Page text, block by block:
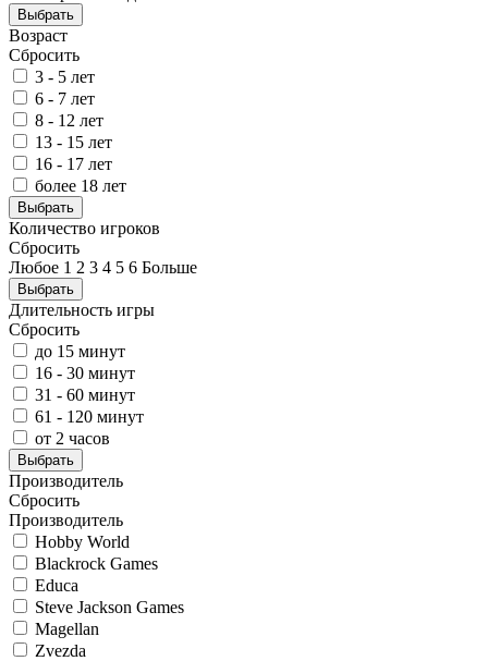
Выбрать
Возраст
Сбросить
3 - 5 лет
6 - 7 лет
8 - 12 лет
13 - 15 лет
16 - 17 лет
более 18 лет
Выбрать
Количество игроков
Сбросить
Любое 1 2 3 4 5 6 Больше
Выбрать
Длительность игры
Сбросить
до 15 минут
16 - 30 минут
31 - 60 минут
61 - 120 минут
от 2 часов
Выбрать
Производитель
Сбросить
Производитель
Hobby World
Blackrock Games
Educa
Steve Jackson Games
Magellan
Zvezda